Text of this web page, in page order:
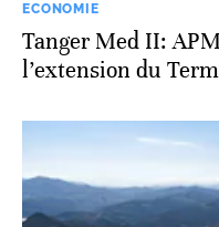
ECONOMIE
Tanger Med II:
l’extension du